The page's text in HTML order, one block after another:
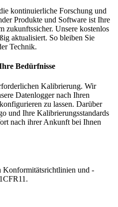
kontinuierliche Forschung und
Produkte und Software ist Ihre
zukunftssicher. Unsere kostenlos
aktualisiert. So bleiben Sie
Technik.
Bedürfnisse
Kalibrierung. Wir
Datenlogger nach Ihren
zu lassen. Darüber
und Ihre Kalibrierungsstandards
nach ihrer Ankunft bei Ihnen
und -